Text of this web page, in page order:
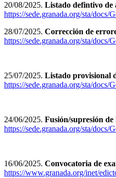
20/08/2025. Listado defintivo de
https://sede.granada.org/sta/
28/07/2025. Corrección de
https://sede.granada.org/sta/
25/07/2025. Listado provisional
https://sede.granada.org/sta/
24/06/2025. Fusión/supresión
https://sede.granada.org/sta/
16/06/2025. Convocatoria de
https://www.granada.org/inet/